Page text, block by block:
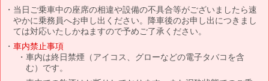
当日ご乗車中の座席の相違や設備の不具合等がございましたら速
やかに乗務員へお申し出ください。降車後のお申し出につきまし
ては対応いたしかねますので予めご了承ください。
車内禁止事項
車内は終日禁煙（アイコス、グローなどの電子タバコを含
む）です。